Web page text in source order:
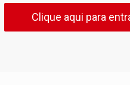
Clique aqui para